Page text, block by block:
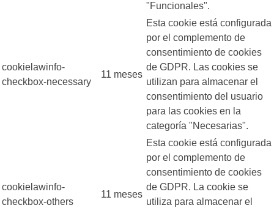
"Funcionales".
cookielawinfo-
checkbox-necessary
11 meses
Esta cookie está configurada
por el complemento de
consentimiento de cookies
de GDPR. Las cookies se
utilizan para almacenar el
consentimiento del usuario
para las cookies en la
categoría "Necesarias".
cookielawinfo-
checkbox-others
11 meses
Esta cookie está configurada
por el complemento de
consentimiento de cookies
de GDPR. La cookie se
utiliza para almacenar el